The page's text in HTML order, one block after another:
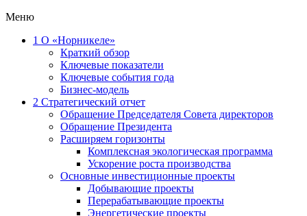
Меню
1 О «Норникеле»
Краткий обзор
Ключевые показатели
Ключевые события года
Бизнес-модель
2 Стратегический отчет
Обращение Председателя Совета директоров
Обращение Президента
Расширяем горизонты
Комплексная экологическая программа
Ускорение роста производства
Основные инвестиционные проекты
Добывающие проекты
Перерабатывающие проекты
Энергетические проекты